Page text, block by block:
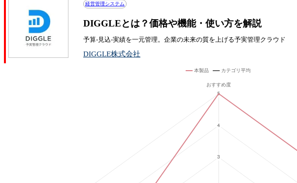
経営管理システム
DIGGLEとは？価格や機能・使い方を解説
予算-見込-実績を一元管理。企業の未来の質を上げる予実管理クラウド
DIGGLE株式会社